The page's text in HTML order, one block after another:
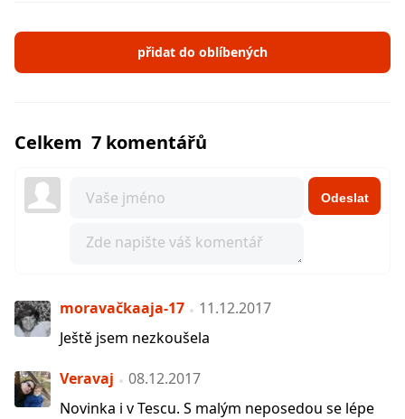
přidat do oblíbených
Celkem 7 komentářů
Odeslat
moravačkaaja-17
11.12.2017
Ještě jsem nezkoušela
Veravaj
08.12.2017
Novinka i v Tescu. S malým neposedou se lépe